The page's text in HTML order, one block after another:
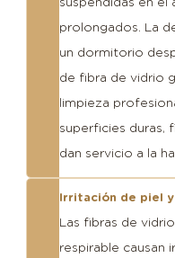
suspendidas en el
prolongados. La
un dormitorio
de fibra de vidrio
limpieza
superficies duras,
dan servicio a la
Irritación de piel y
Las fibras de
respirable causan